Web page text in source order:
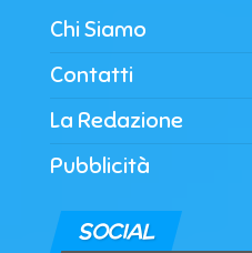
Chi Siamo
Contatti
La Redazione
Pubblicità
SOCIAL